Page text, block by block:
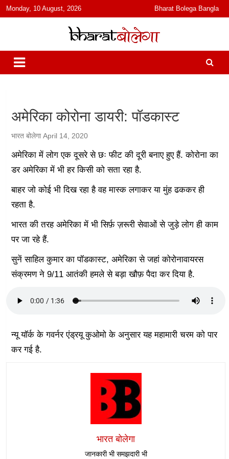
content
Monday, 10 August, 2026 Bharat Bolega Bangla
भारत बोलेगा
हिंदी में समाचार, विचार, ऑडियो, वीडियो और फ़ीचर. भारत बोलेगा हिंदी न्यूज़ वेबसाइट
India: News, Views, Info, Trends & Podcast I जानकारी भी समझदारी भी
और पॉडकास्ट
अमेरिका कोरोना डायरी: पॉडकास्ट
भारत बोलेगा April 14, 2020
अमेरिका में लोग एक दूसरे से छः फीट की दूरी बनाए हुए हैं. कोरोना का
डर अमेरिका में भी हर किसी को सता रहा है.
बाहर जो कोई भी दिख रहा है वह मास्क लगाकर या मुंह ढककर ही
रहता है.
भारत की तरह अमेरिका में भी सिर्फ़ ज़रूरी सेवाओं से जुड़े लोग ही काम
पर जा रहे हैं.
सुनें साहिल कुमार का पॉडकास्ट, अमेरिका से जहां कोरोनावायरस
संक्रमण ने 9/11 आतंकी हमले से बड़ा खौफ़ पैदा कर दिया है.
न्यू यॉर्क के गवर्नर एंड्रयू कुओमो के अनुसार यह महामारी चरम को पार
कर गई है.
भारत बोलेगा
जानकारी भी समझदारी भी